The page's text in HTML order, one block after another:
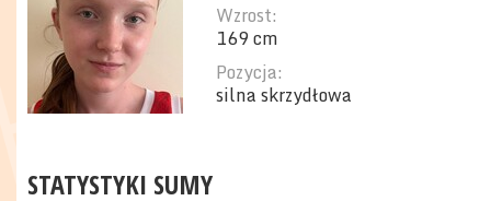
Wzrost:
169 cm
Pozycja:
silna skrzydłowa
STATYSTYKI SUMY